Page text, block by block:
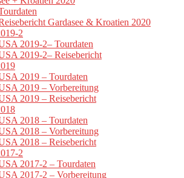
Gardasee & Kroatien 2020
2
2019-2– Tourdaten
2019-2– Reisebericht
2019 – Tourdaten
2019 – Vorbereitung
2019 – Reisebericht
2018 – Tourdaten
2018 – Vorbereitung
2018 – Reisebericht
2
2017-2 – Tourdaten
2017-2 – Vorbereitung